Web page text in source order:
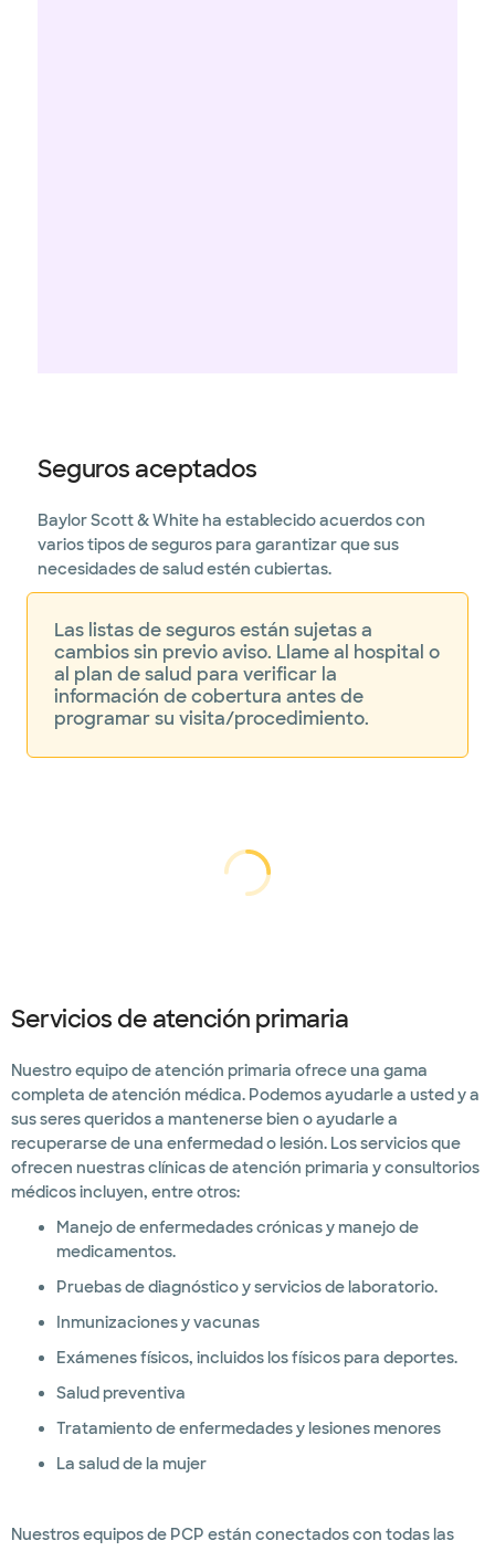
Seguros aceptados
Baylor Scott & White ha establecido acuerdos con
varios tipos de seguros para garantizar que sus
necesidades de salud estén cubiertas.
Las listas de seguros están sujetas a
cambios sin previo aviso. Llame al hospital o
al plan de salud para verificar la
información de cobertura antes de
programar su visita/procedimiento.
cargando...
cargando
Servicios de atención primaria
Nuestro equipo de atención primaria ofrece una gama
completa de atención médica. Podemos ayudarle a usted y a
sus seres queridos a mantenerse bien o ayudarle a
recuperarse de una enfermedad o lesión. Los servicios que
ofrecen nuestras clínicas de atención primaria y consultorios
médicos incluyen, entre otros:
Manejo de enfermedades crónicas y manejo de
medicamentos.
Pruebas de diagnóstico y servicios de laboratorio.
Inmunizaciones y vacunas
Exámenes físicos, incluidos los físicos para deportes.
Salud preventiva
Tratamiento de enfermedades y lesiones menores
La salud de la mujer
Nuestros equipos de PCP están conectados con todas las